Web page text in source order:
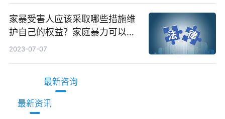
家暴受害人应该采取哪些措施维
护自己的权益？家庭暴力可以诉
讼离婚吗？
2023-07-07
最新咨询
最新资讯